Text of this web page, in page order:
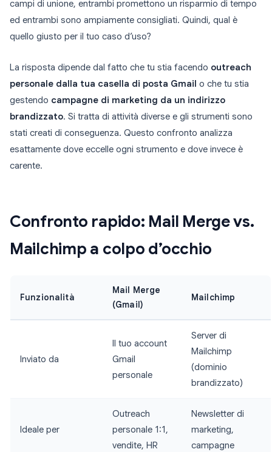
campi di unione, entrambi promettono un risparmio di tempo
ed entrambi sono ampiamente consigliati. Quindi, qual è
quello giusto per il tuo caso d’uso?
La risposta dipende dal fatto che tu stia facendo outreach
personale dalla tua casella di posta Gmail o che tu stia
gestendo campagne di marketing da un indirizzo
brandizzato. Si tratta di attività diverse e gli strumenti sono
stati creati di conseguenza. Questo confronto analizza
esattamente dove eccelle ogni strumento e dove invece è
carente.
Confronto rapido: Mail Merge vs.
Mailchimp a colpo d’occhio
Funzionalità
Mail Merge
(Gmail)
Mailchimp
Inviato da
Il tuo account
Gmail
personale
Server di
Mailchimp
(dominio
brandizzato)
Ideale per
Outreach
personale 1:1,
vendite, HR
Newsletter di
marketing,
campagne